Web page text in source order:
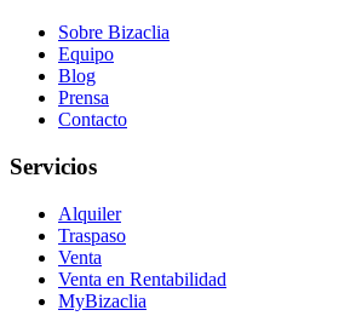
Sobre Bizaclia
Equipo
Blog
Prensa
Contacto
Servicios
Alquiler
Traspaso
Venta
Venta en Rentabilidad
MyBizaclia